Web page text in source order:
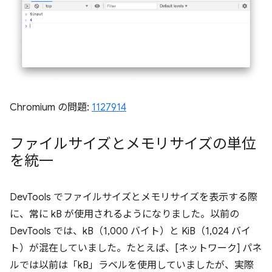
Chromium の問題: 1127914
ファイルサイズとメモリサイズの単位
を統一
DevTools でファイルサイズとメモリサイズを表示する際
に、常に kB が使用されるようになりました。以前の
DevTools では、kB（1,000 バイト）と KiB（1,024 バイ
ト）が混在していました。たとえば、[ネットワーク] パネ
ルでは以前は「kB」ラベルを使用していましたが、実際